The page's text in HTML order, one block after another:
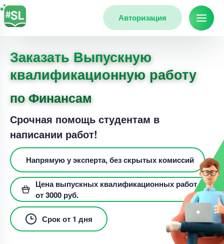
Авторизация
Заказать Выпускную
квалификационную работу
по Финансам
Срочная помощь студентам в
написании работ!
Напрямую у эксперта, без скрытых комиссий
Цена выпускных квалификационных работ
от 3000 руб.
Срок от 1 дня